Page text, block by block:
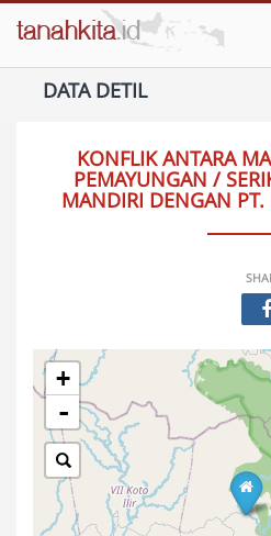
DATA DETIL
KONFLIK ANTARA
PEMAYUNGAN /
MANDIRI DENGAN PT.
+
-